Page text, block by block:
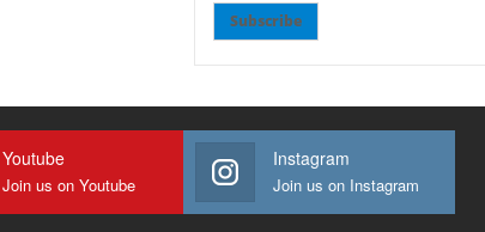
Subscribe
Youtube
Join us on Youtube
Instagram
Join us on Instagram